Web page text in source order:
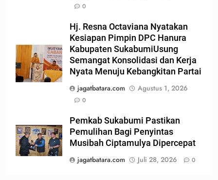
0
Hj. Resna Octaviana Nyatakan
Kesiapan Pimpin DPC Hanura
Kabupaten SukabumiUsung
Semangat Konsolidasi dan Kerja
Nyata Menuju Kebangkitan Partai
jagatbatara.com
Agustus 1, 2026
0
Pemkab Sukabumi Pastikan
Pemulihan Bagi Penyintas
Musibah Ciptamulya Dipercepat
jagatbatara.com
Juli 28, 2026 0